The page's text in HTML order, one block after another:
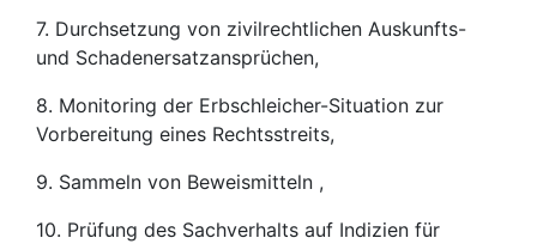
7. Durchsetzung von zivilrechtlichen Auskunfts-
und Schadenersatzansprüchen,
8. Monitoring der Erbschleicher-Situation zur
Vorbereitung eines Rechtsstreits,
9. Sammeln von Beweismitteln ,
10. Prüfung des Sachverhalts auf Indizien für